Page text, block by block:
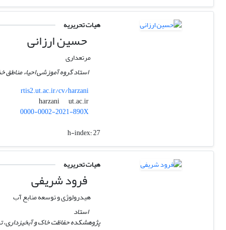
هیات تحریریه
حسین ارزانی
مرتعداری
استاد گروه آموزشی احیاء مناطق
rtis2.ut.ac.ir/cv/harzani
harzani
ut.ac.ir
0000-0002-2021-890X
h-index:27
هیات تحریریه
فرود شریفی
هیدرولوژی و توسعه منابع آب
استاد
پژوهشکده حفاظت خاک و آبخیزداری،